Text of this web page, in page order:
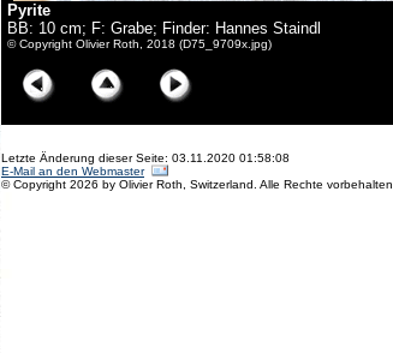
Pyrite
BB: 10 cm; F: Grabe; Finder: Hannes Staindl
© Copyright Olivier Roth, 2018 (D75_9709x.jpg)
Letzte Änderung dieser Seite: 03.11.2020 01:58:08
E-Mail an den Webmaster
© Copyright 2026 by Olivier Roth, Switzerland. Alle Rechte vorbehalten.